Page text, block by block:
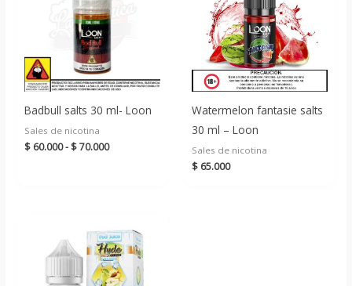
Badbull salts 30 ml- Loon
Sales de nicotina
$ 60.000- $70.000Rango
Watermelon fantasie salts
30 ml – Loon
Sales de nicotina
$ 65.000